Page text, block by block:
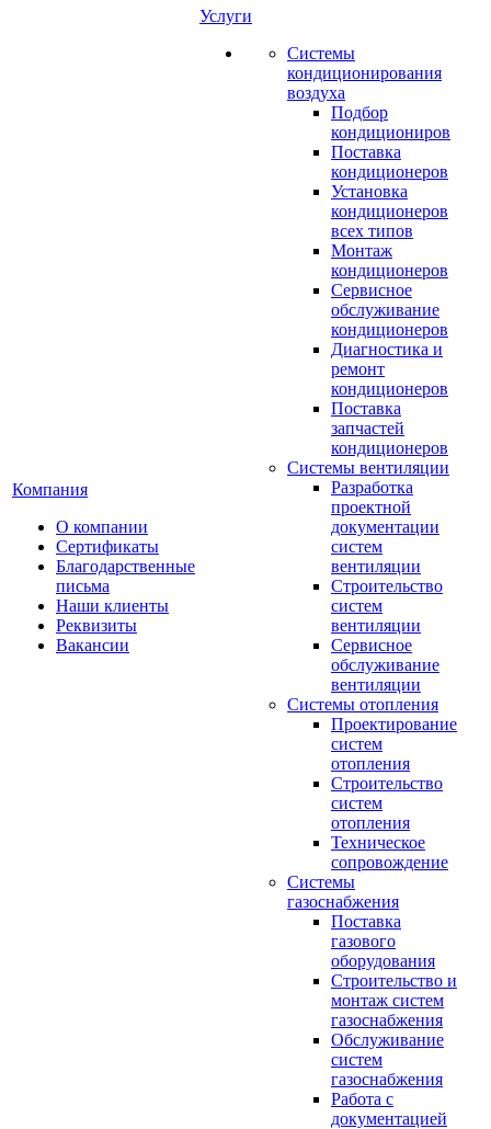
Компания
О компании
Сертификаты
Благодарственные
письма
Наши клиенты
Реквизиты
Вакансии
Услуги
Системы
кондиционирования
воздуха
Подбор
кондициониров
Поставка
кондиционеров
Установка
кондиционеров
всех типов
Монтаж
кондиционеров
Сервисное
обслуживание
кондиционеров
Диагностика и
ремонт
кондиционеров
Поставка
запчастей
кондиционеров
Системы вентиляции
Разработка
проектной
документации
систем
вентиляции
Строительство
систем
вентиляции
Сервисное
обслуживание
вентиляции
Системы отопления
Проектирование
систем
отопления
Строительство
систем
отопления
Техническое
сопровождение
Системы
газоснабжения
Поставка
газового
оборудования
Строительство и
монтаж систем
газоснабжения
Обслуживание
систем
газоснабжения
Работа с
документацией